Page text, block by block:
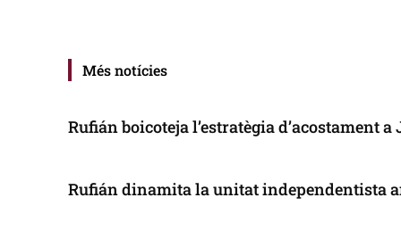
Més notícies
Rufián boicoteja l’estratègia d’acostament
Rufián dinamita la unitat independentista